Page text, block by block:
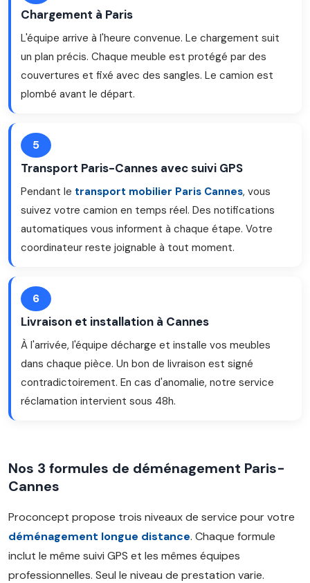
Chargement à Paris
L'équipe arrive à l'heure convenue. Le chargement suit
un plan précis. Chaque meuble est protégé par des
couvertures et fixé avec des sangles. Le camion est
plombé avant le départ.
5
Transport Paris-Cannes avec suivi GPS
Pendant le transport mobilier Paris Cannes, vous
suivez votre camion en temps réel. Des notifications
automatiques vous informent à chaque étape. Votre
coordinateur reste joignable à tout moment.
6
Livraison et installation à Cannes
À l'arrivée, l'équipe décharge et installe vos meubles
dans chaque pièce. Un bon de livraison est signé
contradictoirement. En cas d'anomalie, notre service
réclamation intervient sous 48h.
Nos 3 formules de déménagement Paris-
Cannes
Proconcept propose trois niveaux de service pour votre
déménagement longue distance. Chaque formule
inclut le même suivi GPS et les mêmes équipes
professionnelles. Seul le niveau de prestation varie.